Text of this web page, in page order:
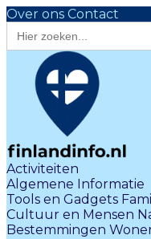
Over ons Contact
Zoek
naar:
Activiteiten
Algemene Informatie
Tools en Gadgets
Cultuur en Mensen
Bestemmingen